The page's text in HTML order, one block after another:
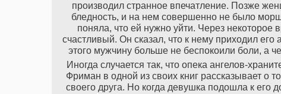
производил странное впечатление. Позже
бледность, и на нем совершенно не было
поняла, что ей нужно уйти. Через
счастливый. Он сказал, что к нему приходил его
этого мужчину больше не беспокоили боли, а
Иногда случается так, что опека ангелов-
Фриман в одной из своих книг рассказывает о
своего друга. Но когда девушка подошла к его